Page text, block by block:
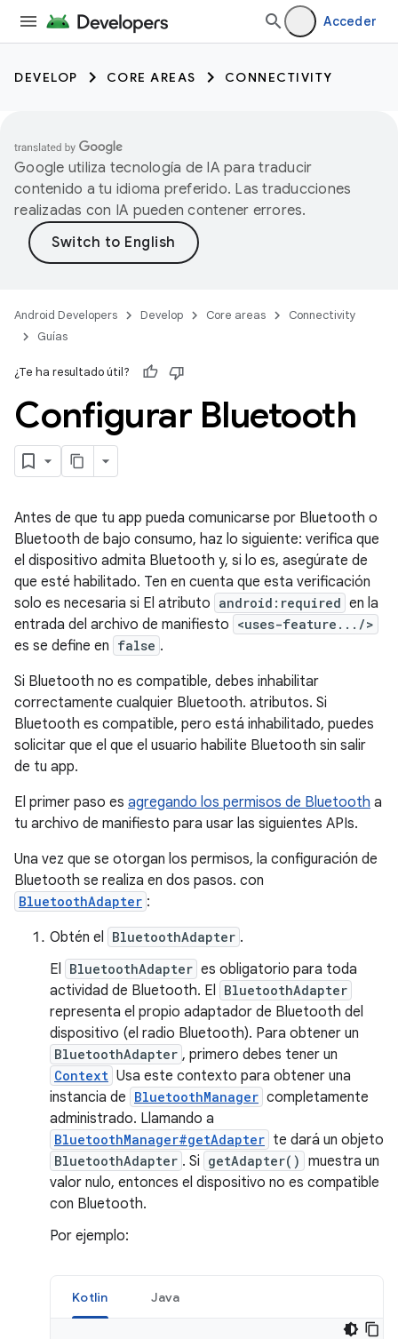
Acceder
DEVELOP CORE AREAS CONNECTIVITY
Google utiliza tecnología de IA para traducir
contenido a tu idioma preferido. Las traducciones
realizadas con IA pueden contener errores.
Android Developers Develop Core areas
Connectivity
Guías
¿Te ha resultado útil?
Configurar Bluetooth
Antes de que tu app pueda comunicarse por Bluetooth o
Bluetooth de bajo consumo, haz lo siguiente: verifica que
el dispositivo admita Bluetooth y, si lo es, asegúrate de
que esté habilitado. Ten en cuenta que esta verificación
solo es necesaria si El atributo android:required en la
entrada del archivo de manifiesto <uses-feature.../>
es se define en false .
Si Bluetooth no es compatible, debes inhabilitar
correctamente cualquier Bluetooth. atributos. Si
Bluetooth es compatible, pero está inhabilitado, puedes
solicitar que el que el usuario habilite Bluetooth sin salir
de tu app.
El primer paso es agregando los permisos de Bluetooth a
tu archivo de manifiesto para usar las siguientes APIs.
Una vez que se otorgan los permisos, la configuración de
Bluetooth se realiza en dos pasos. con
BluetoothAdapter :
Obtén el BluetoothAdapter .
El BluetoothAdapter es obligatorio para toda
actividad de Bluetooth. El BluetoothAdapter
representa el propio adaptador de Bluetooth del
dispositivo (el radio Bluetooth). Para obtener un
BluetoothAdapter , primero debes tener un
Context Usa este contexto para obtener una
instancia de BluetoothManager completamente
administrado. Llamando a
BluetoothManager#getAdapter te dará un objeto
BluetoothAdapter . Si getAdapter() muestra un
valor nulo, entonces el dispositivo no es compatible
con Bluetooth.
Por ejemplo:
Kotlin Java